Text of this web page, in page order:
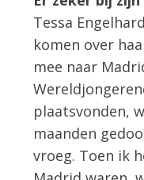
Tessa
komen over
mee naar
plaatsvonden,
maanden
vroeg. Toen ik